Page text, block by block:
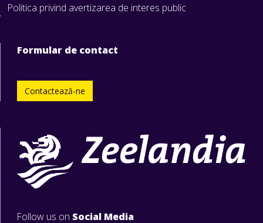
Politica privind avertizarea de interes public
Formular de contact
Contactează-ne
Follow us on Social Media